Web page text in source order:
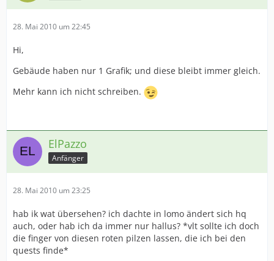
28. Mai 2010 um 22:45
Hi,
Gebäude haben nur 1 Grafik; und diese bleibt immer gleich.
Mehr kann ich nicht schreiben.
ElPazzo
Anfänger
28. Mai 2010 um 23:25
hab ik wat übersehen? ich dachte in lomo ändert sich hq
auch, oder hab ich da immer nur hallus? *vlt sollte ich doch
die finger von diesen roten pilzen lassen, die ich bei den
quests finde*